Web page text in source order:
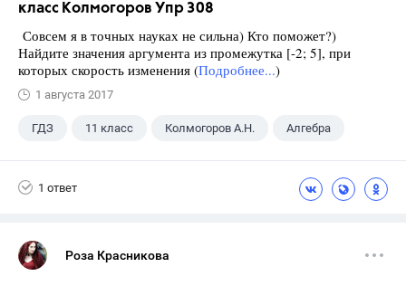
класс Колмогоров Упр 308
Совсем я в точных науках не сильна) Кто поможет?)
Найдите значения аргумента из промежутка [-2; 5], при
которых скорость изменения (Подробнее...)
1 августа 2017
ГДЗ 11 класс Колмогоров А.Н. Алгебра
1 ответ
Роза Красникова